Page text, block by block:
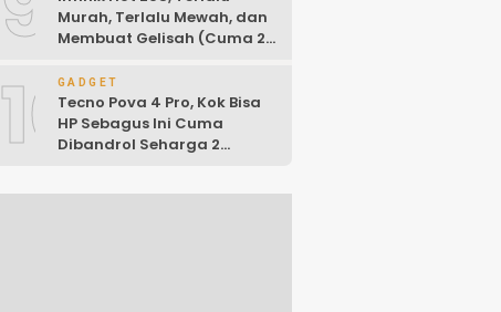
Murah, Terlalu Mewah, dan
Membuat Gelisah (Cuma 2
10GADGET
Tecno Pova 4 Pro, Kok Bisa
HP Sebagus Ini Cuma
Dibandrol Seharga 2